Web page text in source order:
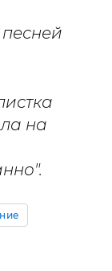
песней
на